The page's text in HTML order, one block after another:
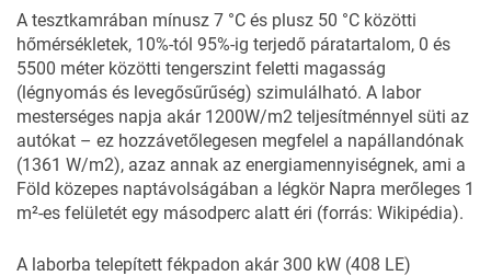
A tesztkamrában mínusz 7 °C és plusz 50 °C közötti
hőmérsékletek, 10%-tól 95%-ig terjedő páratartalom, 0 és
5500 méter közötti tengerszint feletti magasság
(légnyomás és levegősűrűség) szimulálható. A labor
mesterséges napja akár 1200W/m2 teljesítménnyel süti az
autókat – ez hozzávetőlegesen megfelel a napállandónak
(1361 W/m2), azaz annak az energiamennyiségnek, ami a
Föld közepes naptávolságában a légkör Napra merőleges 1
m²-es felületét egy másodperc alatt éri (forrás: Wikipédia).
A laborba telepített fékpadon akár 300 kW (408 LE)